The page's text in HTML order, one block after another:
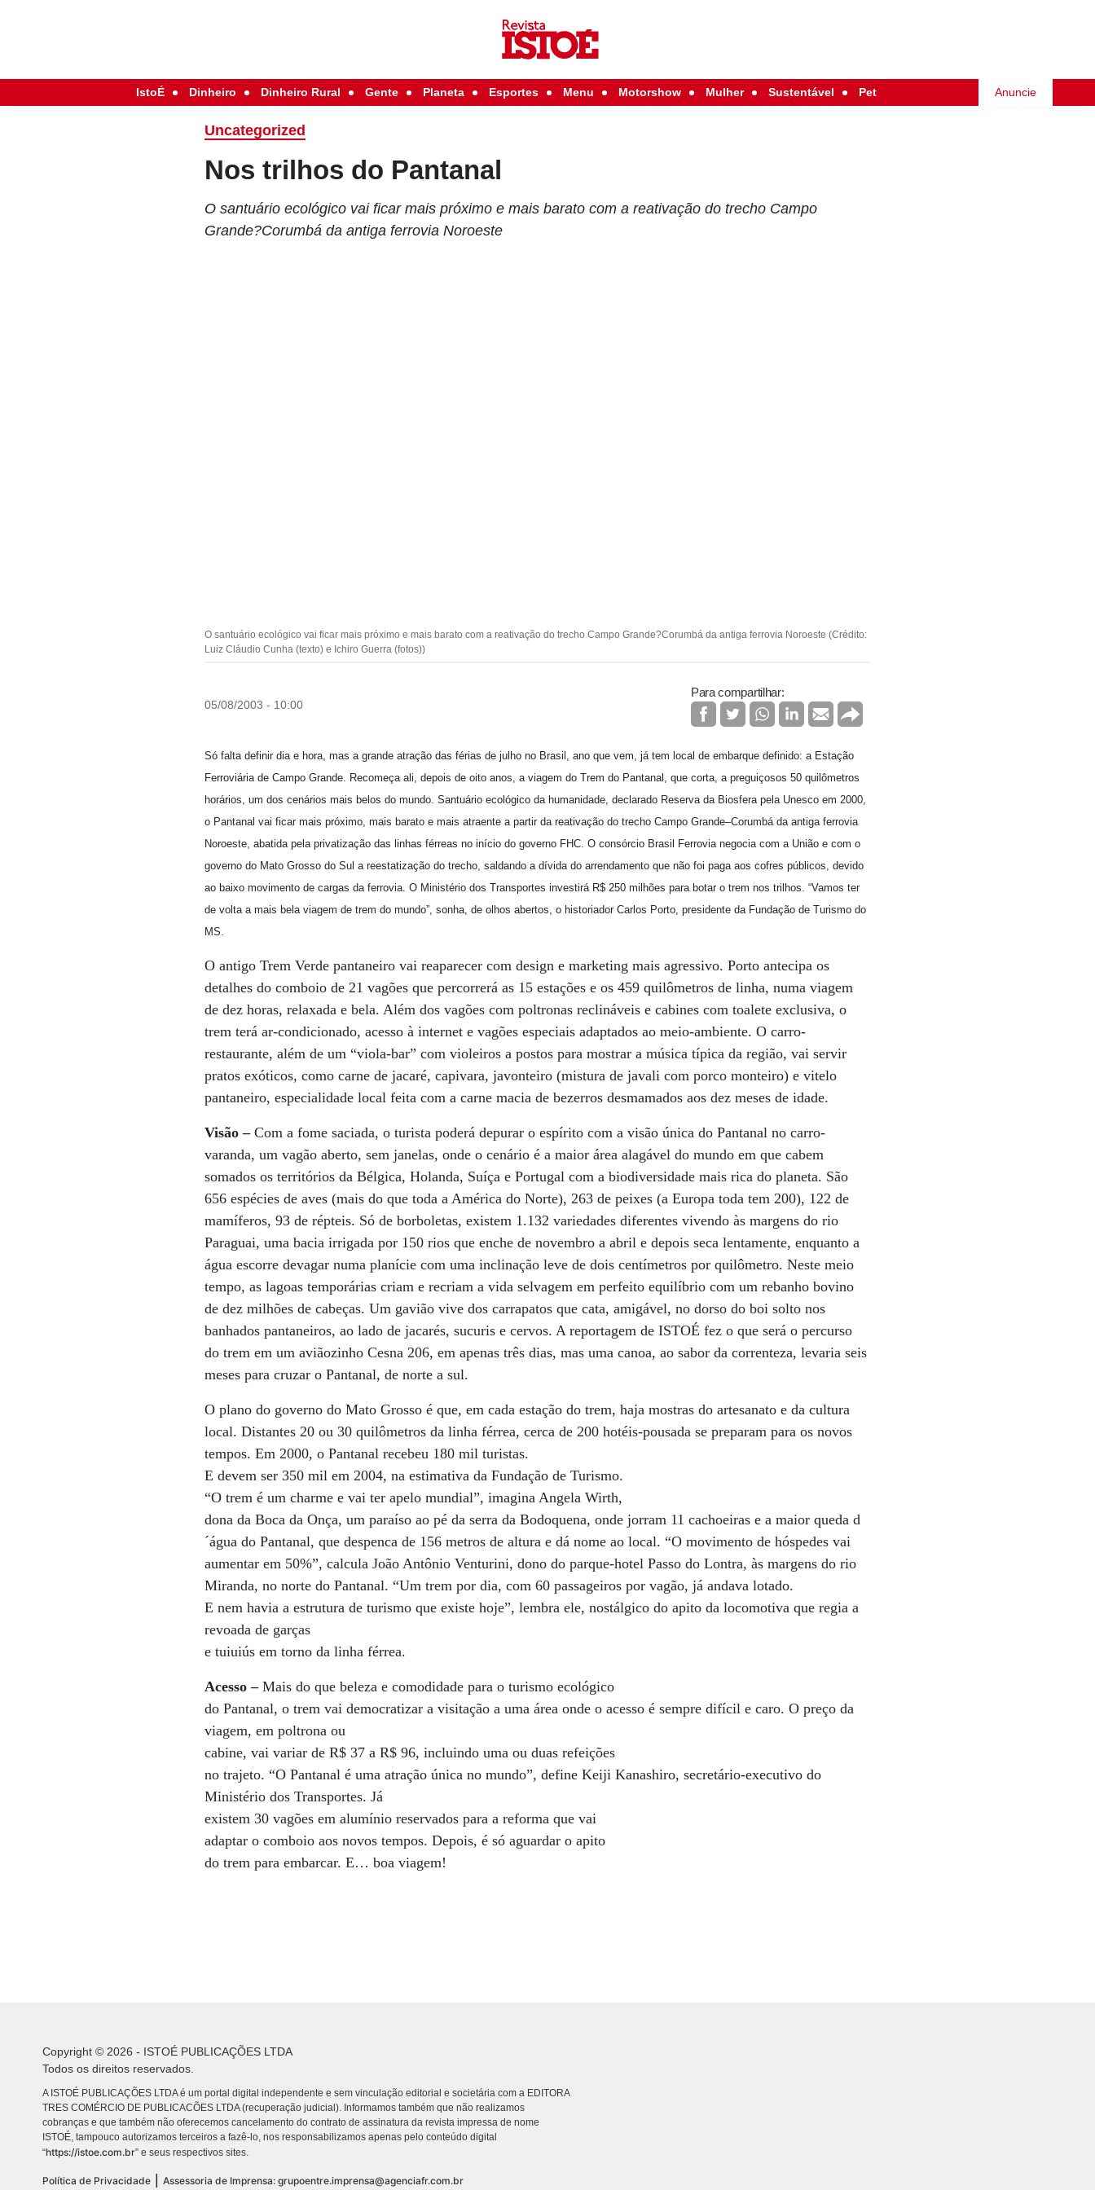
IstoÉ Dinheiro Dinheiro Rural Gente Planeta Esportes Menu Motorshow Mulher Sustentável Pet Anuncie
Uncategorized
Nos trilhos do Pantanal
O santuário ecológico vai ficar mais próximo e mais barato com a reativação do trecho Campo
Grande?Corumbá da antiga ferrovia Noroeste
O santuário ecológico vai ficar mais próximo e mais barato com a reativação do trecho Campo Grande?Corumbá da antiga ferrovia Noroeste (Crédito:
Luiz Cláudio Cunha (texto) e Ichiro Guerra (fotos))
05/08/2003 - 10:00
Para compartilhar:
Só falta definir dia e hora, mas a grande atração das férias de julho no Brasil, ano que vem, já tem local de embarque definido: a Estação
Ferroviária de Campo Grande. Recomeça ali, depois de oito anos, a viagem do Trem do Pantanal, que corta, a preguiçosos 50 quilômetros
horários, um dos cenários mais belos do mundo. Santuário ecológico da humanidade, declarado Reserva da Biosfera pela Unesco em 2000,
o Pantanal vai ficar mais próximo, mais barato e mais atraente a partir da reativação do trecho Campo Grande–Corumbá da antiga ferrovia
Noroeste, abatida pela privatização das linhas férreas no início do governo FHC. O consórcio Brasil Ferrovia negocia com a União e com o
governo do Mato Grosso do Sul a reestatização do trecho, saldando a dívida do arrendamento que não foi paga aos cofres públicos, devido
ao baixo movimento de cargas da ferrovia. O Ministério dos Transportes investirá R$ 250 milhões para botar o trem nos trilhos. “Vamos ter
de volta a mais bela viagem de trem do mundo”, sonha, de olhos abertos, o historiador Carlos Porto, presidente da Fundação de Turismo do
MS.
O antigo Trem Verde pantaneiro vai reaparecer com design e marketing mais agressivo. Porto antecipa os
detalhes do comboio de 21 vagões que percorrerá as 15 estações e os 459 quilômetros de linha, numa viagem
de dez horas, relaxada e bela. Além dos vagões com poltronas reclináveis e cabines com toalete exclusiva, o
trem terá ar-condicionado, acesso à internet e vagões especiais adaptados ao meio-ambiente. O carro-
restaurante, além de um “viola-bar” com violeiros a postos para mostrar a música típica da região, vai servir
pratos exóticos, como carne de jacaré, capivara, javonteiro (mistura de javali com porco monteiro) e vitelo
pantaneiro, especialidade local feita com a carne macia de bezerros desmamados aos dez meses de idade.
Visão –Com a fome saciada, o turista poderá depurar o espírito com a visão única do Pantanal no carro-
varanda, um vagão aberto, sem janelas, onde o cenário é a maior área alagável do mundo em que cabem
somados os territórios da Bélgica, Holanda, Suíça e Portugal com a biodiversidade mais rica do planeta. São
656 espécies de aves (mais do que toda a América do Norte), 263 de peixes (a Europa toda tem 200), 122 de
mamíferos, 93 de répteis. Só de borboletas, existem 1.132 variedades diferentes vivendo às margens do rio
Paraguai, uma bacia irrigada por 150 rios que enche de novembro a abril e depois seca lentamente, enquanto a
água escorre devagar numa planície com uma inclinação leve de dois centímetros por quilômetro. Neste meio
tempo, as lagoas temporárias criam e recriam a vida selvagem em perfeito equilíbrio com um rebanho bovino
de dez milhões de cabeças. Um gavião vive dos carrapatos que cata, amigável, no dorso do boi solto nos
banhados pantaneiros, ao lado de jacarés, sucuris e cervos. A reportagem de ISTOÉ fez o que será o percurso
do trem em um aviãozinho Cesna 206, em apenas três dias, mas uma canoa, ao sabor da correnteza, levaria seis
meses para cruzar o Pantanal, de norte a sul.
O plano do governo do Mato Grosso é que, em cada estação do trem, haja mostras do artesanato e da cultura
local. Distantes 20 ou 30 quilômetros da linha férrea, cerca de 200 hotéis-pousada se preparam para os novos
tempos. Em 2000, o Pantanal recebeu 180 mil turistas.
E devem ser 350 mil em 2004, na estimativa da Fundação de Turismo.
“O trem é um charme e vai ter apelo mundial”, imagina Angela Wirth,
dona da Boca da Onça, um paraíso ao pé da serra da Bodoquena, onde jorram 11 cachoeiras e a maior queda d
´água do Pantanal, que despenca de 156 metros de altura e dá nome ao local. “O movimento de hóspedes vai
aumentar em 50%”, calcula João Antônio Venturini, dono do parque-hotel Passo do Lontra, às margens do rio
Miranda, no norte do Pantanal. “Um trem por dia, com 60 passageiros por vagão, já andava lotado.
E nem havia a estrutura de turismo que existe hoje”, lembra ele, nostálgico do apito da locomotiva que regia a
revoada de garças
e tuiuiús em torno da linha férrea.
Acesso –Mais do que beleza e comodidade para o turismo ecológico
do Pantanal, o trem vai democratizar a visitação a uma área onde o acesso é sempre difícil e caro. O preço da
viagem, em poltrona ou
cabine, vai variar de R$ 37 a R$ 96, incluindo uma ou duas refeições
no trajeto. “O Pantanal é uma atração única no mundo”, define Keiji Kanashiro, secretário-executivo do
Ministério dos Transportes. Já
existem 30 vagões em alumínio reservados para a reforma que vai
adaptar o comboio aos novos tempos. Depois, é só aguardar o apito
do trem para embarcar. E… boa viagem!
Copyright © 2026 - ISTOÉ PUBLICAÇÕES LTDA
Todos os direitos reservados.
A ISTOÉ PUBLICAÇÕES LTDA é um portal digital independente e sem vinculação editorial e societária com a EDITORA
TRES COMÉRCIO DE PUBLICACÕES LTDA (recuperação judicial). Informamos também que não realizamos
cobranças e que também não oferecemos cancelamento do contrato de assinatura da revista impressa de nome
ISTOÉ, tampouco autorizamos terceiros a fazê-lo, nos responsabilizamos apenas pelo conteúdo digital
“https://istoe.com.br” e seus respectivos sites.
Política de Privacidade Assessoria de Imprensa: grupoentre.imprensa@agenciafr.com.br